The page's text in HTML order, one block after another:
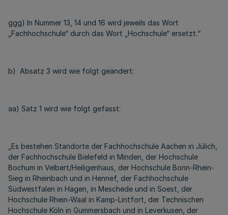
ggg) In Nummer 13, 14 und 16 wird jeweils das Wort
„Fachhochschule“ durch das Wort „Hochschule“ ersetzt.“
b) Absatz 3 wird wie folgt geändert:
aa) Satz 1 wird wie folgt gefasst:
„Es bestehen Standorte der Fachhochschule Aachen in Jülich,
der Fachhochschule Bielefeld in Minden, der Hochschule
Bochum in Velbert/Heiligenhaus, der Hochschule Bonn-Rhein-
Sieg in Rheinbach und in Hennef, der Fachhochschule
Südwestfalen in Hagen, in Meschede und in Soest, der
Hochschule Rhein-Waal in Kamp-Lintfort, der Technischen
Hochschule Köln in Gummersbach und in Leverkusen, der